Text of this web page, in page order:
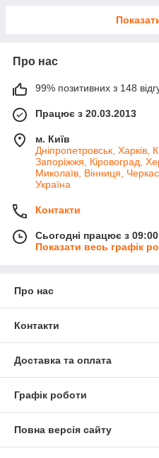
Про нас
99% позитивних з 148
Працює з 20.03.2013
м. Київ
Дніпропетровськ, Харків,
Запоріжжя, Кіровоград,
Миколаїв, Вінниця,
Україна
Контакти
Сьогодні працює з
Показати весь графік
Про нас
Контакти
Доставка та оплата
Графік роботи
Повна версія сайту